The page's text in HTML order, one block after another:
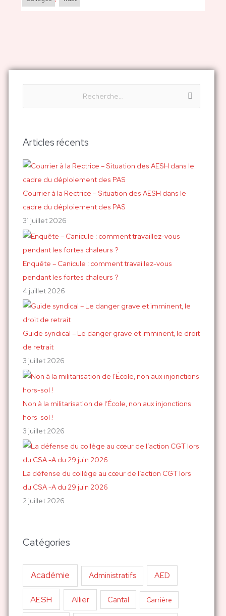
e
h
r
c
h
e
r
:
Articles récents
Courrier à la Rectrice – Situation des AESH dans le
cadre du déploiement des PAS
31 juillet 2026
Enquête – Canicule : comment travaillez-vous
pendant les fortes chaleurs ?
4 juillet 2026
Guide syndical – Le danger grave et imminent, le droit
de retrait
3 juillet 2026
Non à la militarisation de l’École, non aux injonctions
hors-sol !
3 juillet 2026
La défense du collège au cœur de l’action CGT lors
du CSA -A du 29 juin 2026
2 juillet 2026
Catégories
Académie Administratifs AED
AESH Allier Cantal Carrière